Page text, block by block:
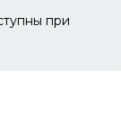
при